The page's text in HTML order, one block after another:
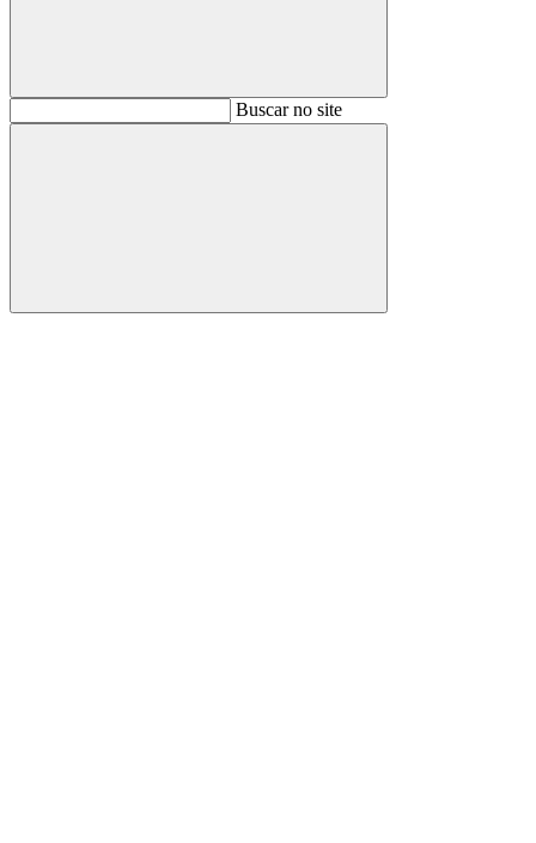
BuscarBuscar no site
Buscar